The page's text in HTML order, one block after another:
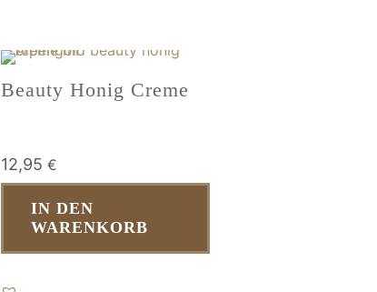
Beauty Honig Creme
12,95 €
IN DEN
WARENKORB